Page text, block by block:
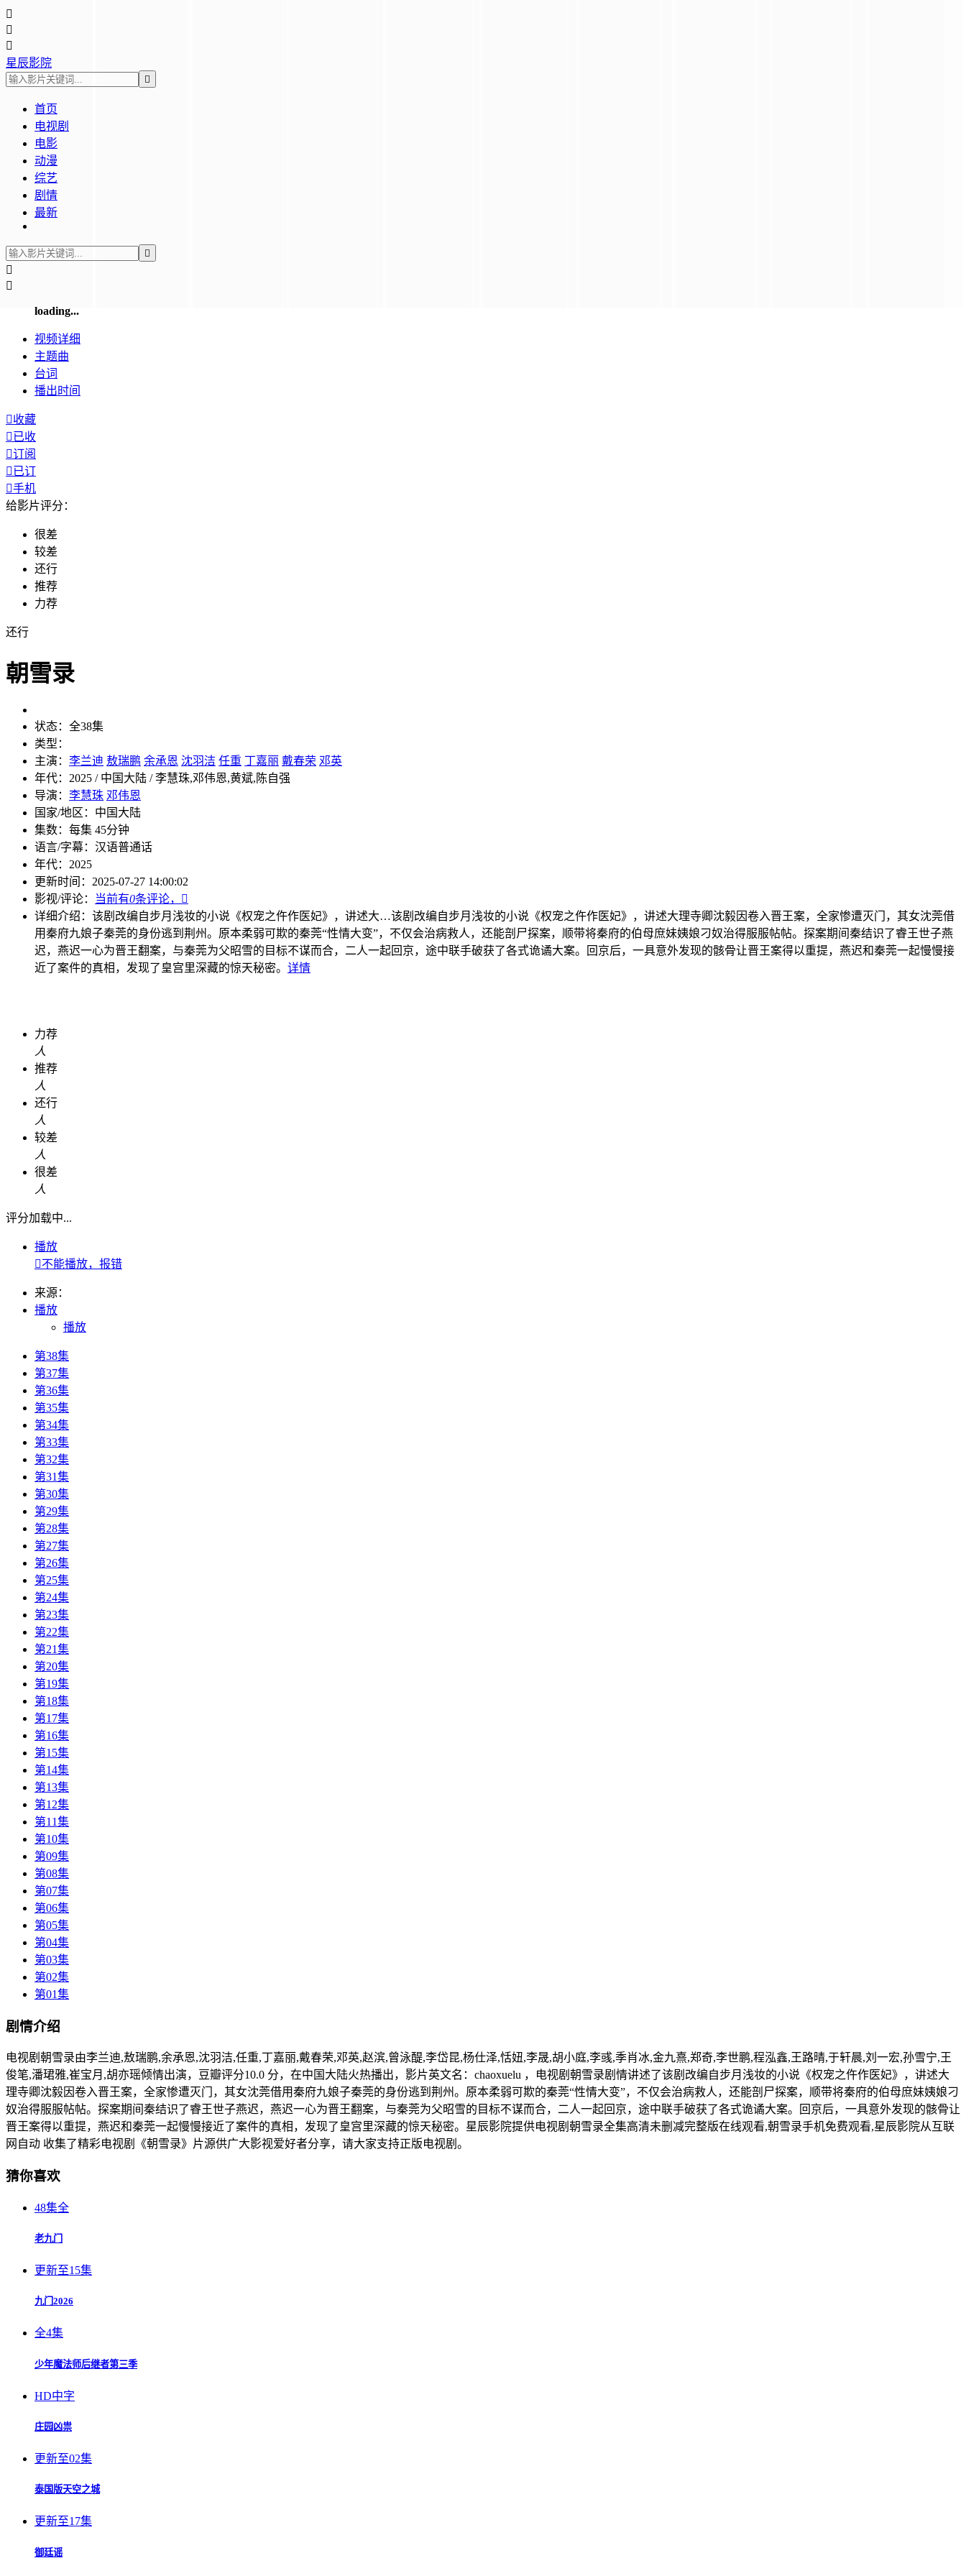



星辰影院

首页
电视剧
电影
动漫
综艺
剧情
最新



loading...
视频详细
主题曲
台词
播出时间
收藏
已收
订阅
已订
手机
给影片评分：
很差
较差
还行
推荐
力荐
还行
朝雪录
状态： 全38集
类型：
主演： 李兰迪 敖瑞鹏 余承恩 沈羽洁 任重 丁嘉丽 戴春荣 邓英
年代： 2025 / 中国大陆 / 李慧珠,邓伟恩,黄斌,陈自强
导演： 李慧珠 邓伟恩
国家/地区： 中国大陆
集数： 每集 45分钟
语言/字幕： 汉语普通话
年代： 2025
更新时间： 2025-07-27 14:00:02
影视/评论：
当前有0条评论，

详细介绍： 该剧改编自步月浅妆的小说《权宠之仵作医妃》，讲述大…该剧改编自步月浅妆的小说《权宠之仵作医妃》，讲述大理寺卿沈毅因卷入晋王案，全家惨遭灭门，其女沈莞借
用秦府九娘子秦莞的身份逃到荆州。原本柔弱可欺的秦莞“性情大变”，不仅会治病救人，还能剖尸探案，顺带将秦府的伯母庶妹姨娘刁奴治得服服帖帖。探案期间秦结识了睿王世子燕
迟，燕迟一心为晋王翻案，与秦莞为父昭雪的目标不谋而合，二人一起回京，途中联手破获了各式诡谲大案。回京后，一具意外发现的骸骨让晋王案得以重提，燕迟和秦莞一起慢慢接
近了案件的真相，发现了皇宫里深藏的惊天秘密。 详情
力荐
人
推荐
人
还行
人
较差
人
很差
人
评分加载中...
播放
不能播放，报错
来源：
播放
播放
第38集
第37集
第36集
第35集
第34集
第33集
第32集
第31集
第30集
第29集
第28集
第27集
第26集
第25集
第24集
第23集
第22集
第21集
第20集
第19集
第18集
第17集
第16集
第15集
第14集
第13集
第12集
第11集
第10集
第09集
第08集
第07集
第06集
第05集
第04集
第03集
第02集
第01集
剧情介绍
电视剧朝雪录由李兰迪,敖瑞鹏,余承恩,沈羽洁,任重,丁嘉丽,戴春荣,邓英,赵滨,曾泳醍,李岱昆,杨仕泽,恬妞,李晟,胡小庭,李彧,季肖冰,金九熹,郑奇,李世鹏,程泓鑫,王路晴,于轩晨,刘一宏,孙雪宁,王
俊笔,潘珺雅,崔宝月,胡亦瑶倾情出演，豆瓣评分10.0 分，在中国大陆火热播出，影片英文名：chaoxuelu ，电视剧朝雪录剧情讲述了该剧改编自步月浅妆的小说《权宠之仵作医妃》，讲述大
理寺卿沈毅因卷入晋王案，全家惨遭灭门，其女沈莞借用秦府九娘子秦莞的身份逃到荆州。原本柔弱可欺的秦莞“性情大变”，不仅会治病救人，还能剖尸探案，顺带将秦府的伯母庶妹姨娘刁
奴治得服服帖帖。探案期间秦结识了睿王世子燕迟，燕迟一心为晋王翻案，与秦莞为父昭雪的目标不谋而合，二人一起回京，途中联手破获了各式诡谲大案。回京后，一具意外发现的骸骨让
晋王案得以重提，燕迟和秦莞一起慢慢接近了案件的真相，发现了皇宫里深藏的惊天秘密。星辰影院提供电视剧朝雪录全集高清未删减完整版在线观看,朝雪录手机免费观看,星辰影院从互联
网自动 收集了精彩电视剧《朝雪录》片源供广大影视爱好者分享，请大家支持正版电视剧。
猜你喜欢
48集全
老九门
更新至15集
九门2026
全4集
少年魔法师后继者第三季
HD中字
庄园凶祟
更新至02集
泰国版天空之城
更新至17集
御廷谣